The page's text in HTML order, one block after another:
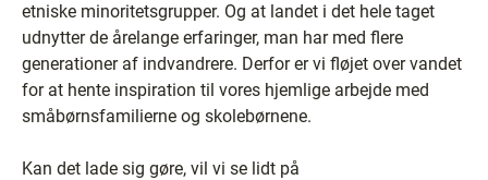
etniske minoritetsgrupper. Og at landet i det hele taget
udnytter de årelange erfaringer, man har med flere
generationer af indvandrere. Derfor er vi fløjet over vandet
for at hente inspiration til vores hjemlige arbejde med
småbørnsfamilierne og skolebørnene.
Kan det lade sig gøre, vil vi se lidt på